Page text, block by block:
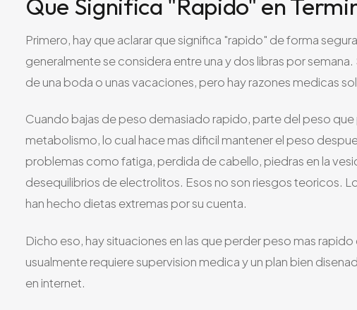
Que Significa "Rapido" en
Primero, hay que aclarar que significa "rapido" de forma
generalmente se considera entre una y dos libras por
de una boda o unas vacaciones, pero hay razones medicas
Cuando bajas de peso demasiado rapido, parte del peso
metabolismo, lo cual hace mas dificil mantener el peso
problemas como fatiga, perdida de cabello, piedras en la
desequilibrios de electrolitos. Esos no son riesgos teoricos.
han hecho dietas extremas por su cuenta.
Dicho eso, hay situaciones en las que perder peso mas
usualmente requiere supervision medica y un plan bien
en internet.